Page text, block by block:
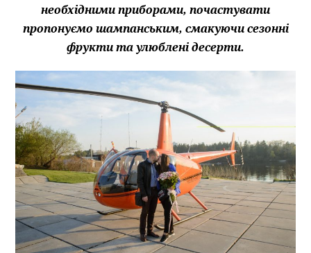
необхідними приборами, почастувати
пропонуємо шампанським, смакуючи сезонні
фрукти та улюблені десерти.